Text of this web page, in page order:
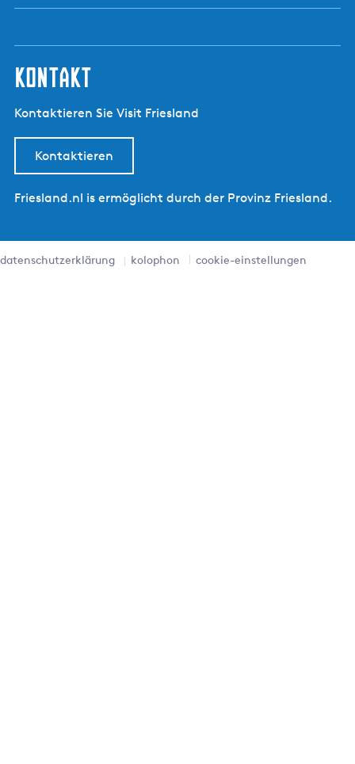
kontakt
Kontaktieren Sie Visit Friesland
Kontaktieren
Friesland.nl is ermöglicht durch der Provinz Friesland.
datenschutzerklärung kolophon cookie-einstellungen